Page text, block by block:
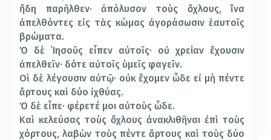
ἤδη παρῆλθεν· ἀπόλυσον τοὺς ὄχλους, ἵνα
ἀπελθόντες εἰς τὰς κώμας ἀγοράσωσιν ἑαυτοῖς
βρώματα.
Ὁ δὲ ᾿Ιησοῦς εἶπεν αὐτοῖς· οὐ χρείαν ἔχουσιν
ἀπελθεῖν· δότε αὐτοῖς ὑμεῖς φαγεῖν.
Οἱ δὲ λέγουσιν αὐτῷ· οὐκ ἔχομεν ὧδε εἰ μὴ πέντε
ἄρτους καὶ δύο ἰχθύας.
Ὁ δὲ εἶπε· φέρετέ μοι αὐτοὺς ὧδε.
Καὶ κελεύσας τοὺς ὄχλους ἀνακλιθῆναι ἐπὶ τοὺς
χόρτους, λαβὼν τοὺς πέντε ἄρτους καὶ τοὺς δύο